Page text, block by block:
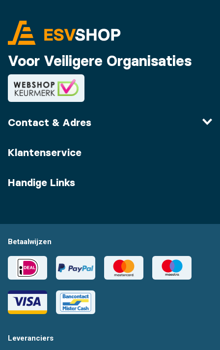
Voor Veiligere Organisaties
Contact & Adres
Klantenservice
Handige Links
Betaalwijzen
Leveranciers